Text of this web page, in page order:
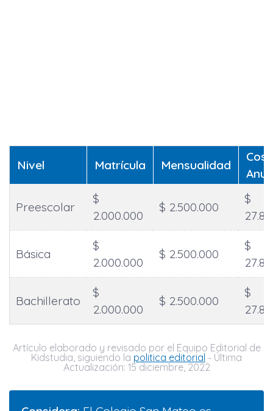
Nivel Matrícula Mensualidad
Preescolar
$
2.000.000
$ 2.500.000
$
Básica
$
2.000.000
$ 2.500.000
$
Bachillerato
$
2.000.000
$ 2.500.000
$
Artículo elaborado y revisado por el Equipo Editorial de
Kidstudia, siguiendo la politica editorial - Última
Actualización: 15 diciembre, 2022